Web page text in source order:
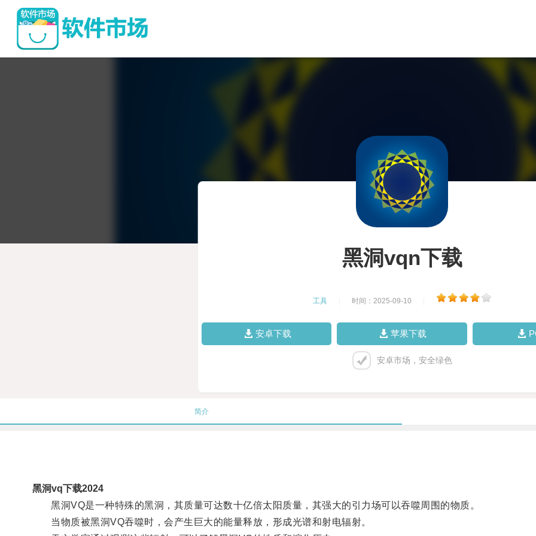
黑洞vqn下载
工具 时间：2025-09-10
安卓下载 苹果下载
安卓市场，安全绿色
简介
黑洞vq下载2024
黑洞VQ是一种特殊的黑洞，其质量可达数十亿倍太阳质量，其强大的引力场可以吞噬周围的物质。
当物质被黑洞VQ吞噬时，会产生巨大的能量释放，形成光谱和射电辐射。